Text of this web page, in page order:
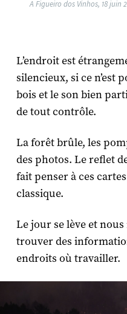
A Figueiro dos Vinhos, 18 juin
L’endroit est
silencieux, si ce n’est
bois et le son bien
de tout contrôle.
La forêt brûle, les
des photos. Le reflet
fait penser à ces
classique.
Le jour se lève et
trouver des
endroits où travailler.